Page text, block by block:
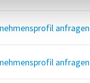
anfragen
anfragen